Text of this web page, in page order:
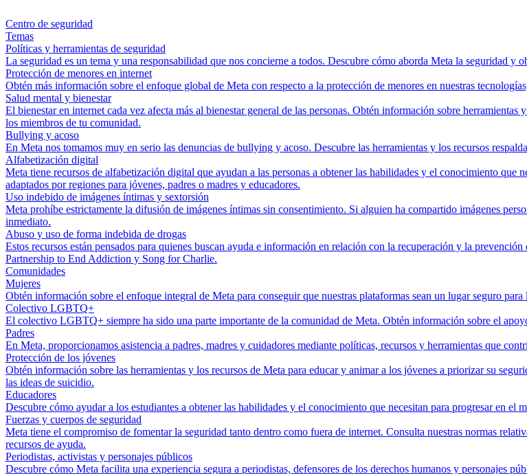
Centro de seguridad
Temas
Políticas y herramientas de seguridad
La seguridad es un tema y una responsabilidad que nos concierne a todos. Descubre cómo aborda Meta la seguridad y
Protección de menores en internet
Obtén más información sobre el enfoque global de Meta con respecto a la protección de menores en nuestras
Salud mental y bienestar
El bienestar en internet cada vez afecta más al bienestar general de las personas. Obtén información sobre
los miembros de tu comunidad.
Bullying y acoso
En Meta nos tomamos muy en serio las denuncias de bullying y acoso. Descubre las herramientas y los recursos
Alfabetización digital
Meta tiene recursos de alfabetización digital que ayudan a las personas a obtener las habilidades y el conocimiento
adaptados por regiones para jóvenes, padres o madres y educadores.
Uso indebido de imágenes íntimas y sextorsión
Meta prohíbe estrictamente la difusión de imágenes íntimas sin consentimiento. Si alguien ha compartido imágenes
inmediato.
Abuso y uso de forma indebida de drogas
Estos recursos están pensados para quienes buscan ayuda e información en relación con la recuperación y la
Partnership to End Addiction y Song for Charlie.
Comunidades
Mujeres
Obtén información sobre el enfoque integral de Meta para conseguir que nuestras plataformas sean un lugar seguro para
Colectivo LGBTQ+
El colectivo LGBTQ+ siempre ha sido una parte importante de la comunidad de Meta. Obtén información sobre el
Padres
En Meta, proporcionamos asistencia a padres, madres y cuidadores mediante políticas, recursos y herramientas que
Protección de los jóvenes
Obtén información sobre las herramientas y los recursos de Meta para educar y animar a los jóvenes a priorizar su
las ideas de suicidio.
Educadores
Descubre cómo ayudar a los estudiantes a obtener las habilidades y el conocimiento que necesitan para progresar en el
Fuerzas y cuerpos de seguridad
Meta tiene el compromiso de fomentar la seguridad tanto dentro como fuera de internet. Consulta nuestras normas
recursos de ayuda.
Periodistas, activistas y personajes públicos
Descubre cómo Meta facilita una experiencia segura a periodistas, defensores de los derechos humanos y personajes